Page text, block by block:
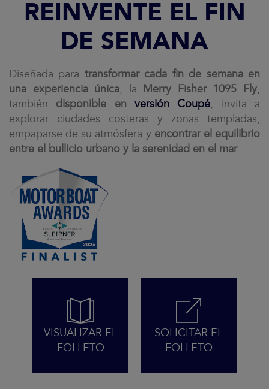
REINVENTE EL FIN
DE SEMANA
Diseñada para transformar cada fin de semana en
una experiencia única, la Merry Fisher 1095 Fly,
también disponible enversión Coupé, invita a
explorar ciudades costeras y zonas templadas,
empaparse de su atmósfera y encontrar el equilibrio
entre el bullicio urbano y la serenidad en el mar.
VISUALIZAR EL
FOLLETO
SOLICITAR EL
FOLLETO